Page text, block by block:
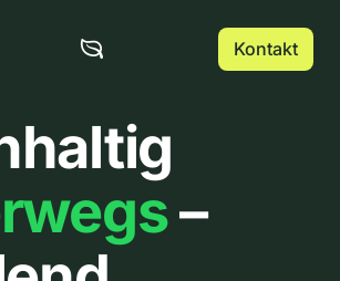
Kontakt
–